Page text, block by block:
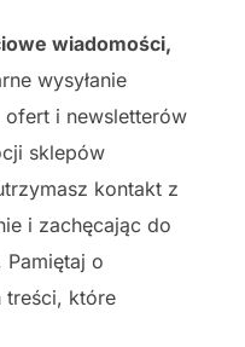
wiadomości,
wysyłanie
i newsletterów
sklepów
kontakt z
i zachęcając do
o
treści, które